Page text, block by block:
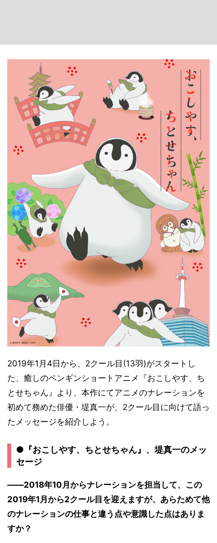
2019年1月4日から、2クール目(13羽)がスタートし
た、癒しのペンギンショートアニメ『おこしやす、ち
とせちゃん』より、本作にてアニメのナレーションを
初めて務めた俳優・堤真一が、2クール目に向けて語っ
たメッセージを紹介しよう。
●『おこしやす、ちとせちゃん』、堤真一のメッ
セージ
――2018年10月からナレーションを担当して、この
2019年1月から2クール目を迎えますが、あらためて他
のナレーションの仕事と違う点や意識した点はありま
すか？